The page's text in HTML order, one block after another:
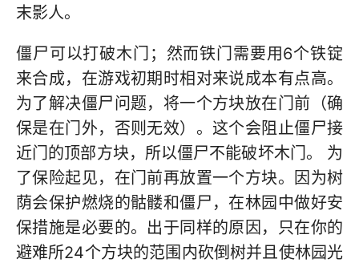
末影人。
僵尸可以打破木门；然而铁门需要用6个铁锭
来合成，在游戏初期时相对来说成本有点高。
为了解决僵尸问题，将一个方块放在门前（确
保是在门外，否则无效）。这个会阻止僵尸接
近门的顶部方块，所以僵尸不能破坏木门。 为
了保险起见，在门前再放置一个方块。因为树
荫会保护燃烧的骷髅和僵尸，在林园中做好安
保措施是必要的。出于同样的原因，只在你的
避难所24个方块的范围内砍倒树并且使林园光